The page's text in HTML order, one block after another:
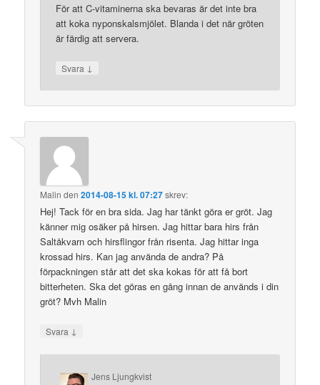
För att C-vitaminerna ska bevaras är det inte bra
att koka nyponskalsmjölet. Blanda i det när gröten
är färdig att servera.
Svara ↓
Malin den2014-08-15 kl. 07:27skrev:
Hej! Tack för en bra sida. Jag har tänkt göra er gröt. Jag
känner mig osäker på hirsen. Jag hittar bara hirs från
Saltåkvarn och hirsflingor från risenta. Jag hittar inga
krossad hirs. Kan jag använda de andra? På
förpackningen står att det ska kokas för att få bort
bitterheten. Ska det göras en gång innan de används i din
gröt? Mvh Malin
Svara ↓
Jens Ljungkvist